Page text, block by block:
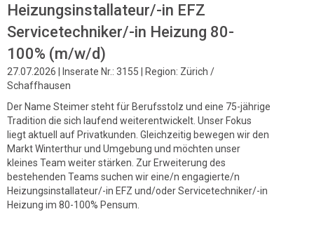
Heizungsinstallateur/-in EFZ
Servicetechniker/-in Heizung 80-
100% (m/w/d)
27.07.2026 | Inserate Nr.: 3155 | Region: Zürich /
Schaffhausen
Der Name Steimer steht für Berufsstolz und eine 75-jährige
Tradition die sich laufend weiterentwickelt. Unser Fokus
liegt aktuell auf Privatkunden. Gleichzeitig bewegen wir den
Markt Winterthur und Umgebung und möchten unser
kleines Team weiter stärken. Zur Erweiterung des
bestehenden Teams suchen wir eine/n engagierte/n
Heizungsinstallateur/-in EFZ und/oder Servicetechniker/-in
Heizung im 80-100% Pensum.